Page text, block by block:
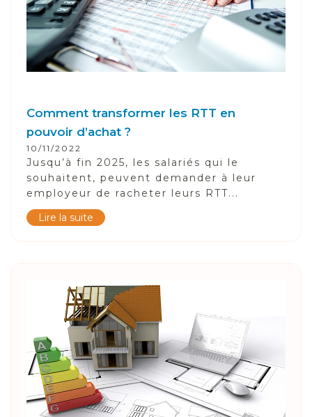
Comment transformer les RTT en
pouvoir d’achat ?
10/11/2022
Jusqu’à fin 2025, les salariés qui le
souhaitent, peuvent demander à leur
employeur de racheter leurs RTT...
Lire la suite